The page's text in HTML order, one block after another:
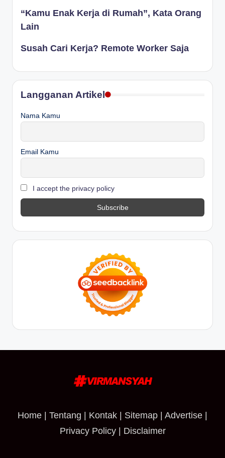
“Kamu Enak Kerja di Rumah”, Kata Orang
Lain
Susah Cari Kerja? Remote Worker Saja
Langganan Artikel
Nama Kamu
Email Kamu
I accept the privacy policy
Home Tentang Kontak Sitemap Advertise
Privacy Policy| Disclaimer